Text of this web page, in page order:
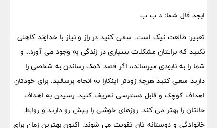
ابجد فال شما: د ب ب
تعبیر: طالعت نیک است. سعی کنید در راز و نیاز با خداوند کاهلی
نکنید که برایتان مشکلات بسیاری در زندگی به وجود می آورد،، و
شما را به نابودی میرساند،، اگر قصد کمک رساندن به شخصی را
دارید سعی کنید هرچه زودتر اینکارا به انجام برسانید. برای خودتان
اهداف کوچک و قابل دسترسی تعریف کنید. رسیدن به اهداف
حالتان را بهتر می کند. روزهای خوشی را پیش رو دارید و روابط
خانوادگی و دوستانه تان تقویت می شوند. اکنون بهترین زمان برای